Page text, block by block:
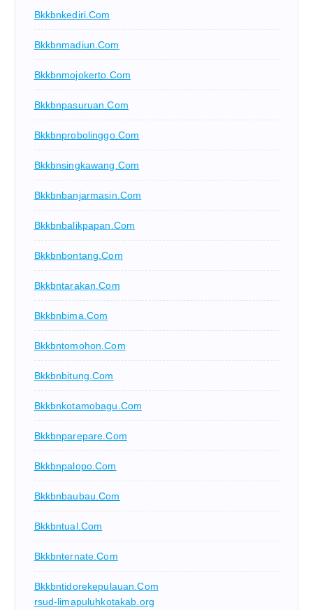
Bkkbnkediri.com
Bkkbnmadiun.com
Bkkbnmojokerto.com
Bkkbnpasuruan.com
Bkkbnprobolinggo.com
Bkkbnsingkawang.com
Bkkbnbanjarmasin.com
Bkkbnbalikpapan.com
Bkkbnbontang.com
Bkkbntarakan.com
Bkkbnbima.com
Bkkbntomohon.com
Bkkbnbitung.com
Bkkbnkotamobagu.com
Bkkbnparepare.com
Bkkbnpalopo.com
Bkkbnbaubau.com
Bkkbntual.com
Bkkbnternate.com
Bkkbntidorekepulauan.com
rsud-limapuluhkotakab.org